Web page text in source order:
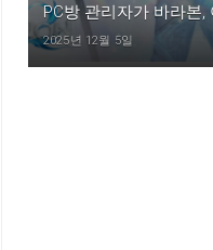
PC방 관리자가 바라본
2025년 12월 5일